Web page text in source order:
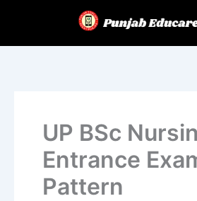
content
UP BSc
Entrance
Pattern